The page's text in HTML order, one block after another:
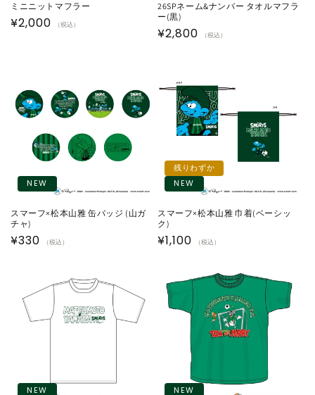
ミニニットマフラー
通
¥2,000 （税込）
26SPネーム&ナンバー タオルマフラ
ー(黒)
通
格
¥2,800 （税込）
NEW
スマーフ×松本山雅 缶バッジ (山ガ
チャ)
通
¥330 （税込）
残りわずか
NEW
スマーフ×松本山雅 巾着(ベーシッ
ク)
通
格
¥1,100 （税込）
NEW NEW